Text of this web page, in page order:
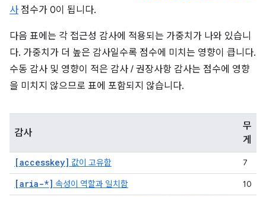
사 점수가 0이 됩니다.
다음 표에는 각 접근성 감사에 적용되는 가중치가 나와 있습니
다. 가중치가 더 높은 감사일수록 점수에 미치는 영향이 큽니다.
수동 감사 및 영향이 적은 감사 / 권장사항 감사는 점수에 영향
을 미치지 않으므로 표에 포함되지 않습니다.
감사
무
게
[accesskey] 값이 고유함 7
[aria-*] 속성이 역할과 일치함 10